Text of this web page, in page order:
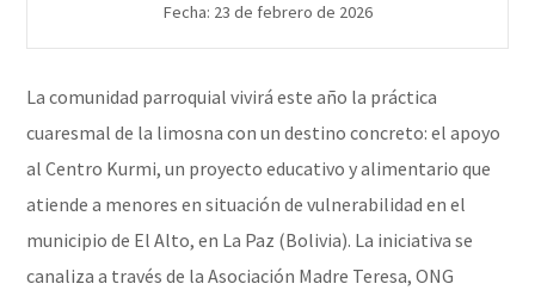
Fecha: 23 de febrero de 2026
La comunidad parroquial vivirá este año la práctica
cuaresmal de la limosna con un destino concreto: el apoyo
al Centro Kurmi, un proyecto educativo y alimentario que
atiende a menores en situación de vulnerabilidad en el
municipio de El Alto, en La Paz (Bolivia). La iniciativa se
canaliza a través de la Asociación Madre Teresa, ONG